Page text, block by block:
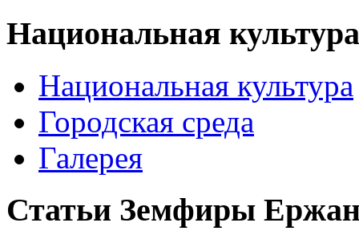
Национальная культура
Национальная культура
Городская среда
Галерея
Статьи Земфиры